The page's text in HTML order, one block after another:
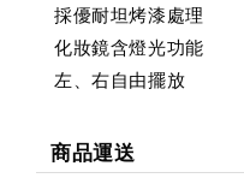
採優耐坦烤漆處理
化妝鏡含燈光功能
左、右自由擺放
商品運送